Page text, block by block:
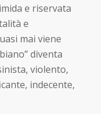
e riservata
e
mai viene
diventa
violento,
indecente,